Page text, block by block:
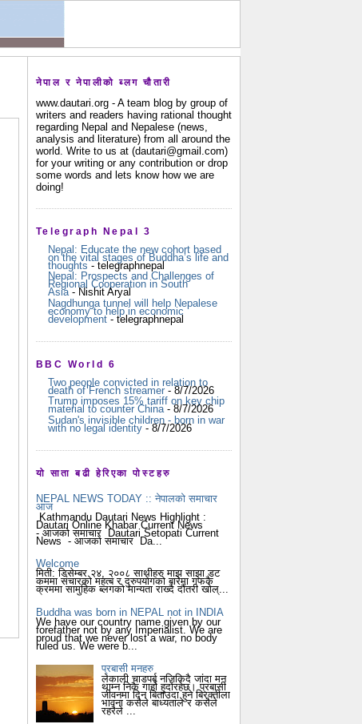
नेपाल र नेपालीको ब्लग चौतारी
www.dautari.org - A team blog by group of
writers and readers having rational thought
regarding Nepal and Nepalese (news,
analysis and literature) from all around the
world. Write to us at (dautari@gmail.com)
for your writing or any contribution or drop
some words and lets know how we are
doing!
Telegraph Nepal 3
Nepal: Educate the new cohort based
on the vital stages of Buddha’s life and
thoughts - telegraphnepal
Nepal: Prospects and Challenges of
Regional Cooperation in South
Asia- Nishit Aryal
Nagdhunga tunnel will help Nepalese
economy to help in economic
development - telegraphnepal
BBC World 6
Two people convicted in relation to
death of French streamer - 8/7/2026
Trump imposes 15% tariff on key chip
material to counter China- 8/7/2026
Sudan's invisible children - born in war
with no legal identity- 8/7/2026
यो साता बढी हेरिएका पोस्टहरु
NEPAL NEWS TODAY :: नेपालको समाचार
आज
Kathmandu Dautari News Highlight :
Dautari Online Khabar Current News
- आजको समाचार Dautari Setopati Current
News - आजको समाचार Da...
Welcome
मिती: डिसेम्बर २४, २००८ साथीहरु माझ साझा डट
कममा संचारको महत्ब र दुरुपयोगको बारेमा गफकै
क्रममा सामुहिक ब्लगको मान्यता राख्दै दौंतरी खोल्...
Buddha was born in NEPAL not in INDIA
We have our country name given by our
forefather not by any Imperialist. We are
proud that we never lost a war, no body
ruled us. We were b...
प्रबासी मनहरु
लेकाली चाडपर्ब नजिकिदै जांदा मन
थाम्न निकै गार्हो हुदोंरहेछ। प्रबासी
जीवनमा दिन बिताउदा हुने बिरक्तीला
भावना कसैले बाध्यताले र कसैले
रहरैले ...